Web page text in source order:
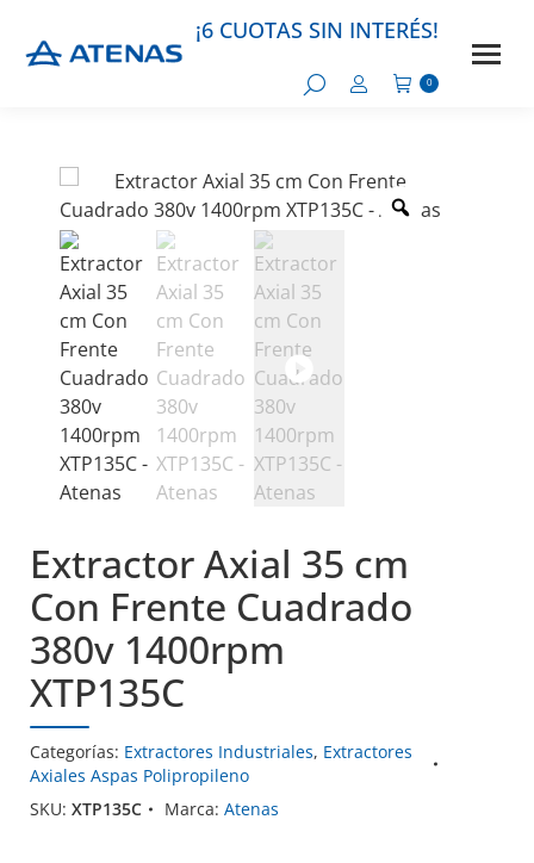
¡6 CUOTAS SIN INTERÉS!
0
Extractor Axial 35 cm
Con Frente Cuadrado
380v 1400rpm
XTP135C
Categorías: Extractores Industriales, Extractores
Axiales Aspas Polipropileno
SKU: XTP135C Marca: Atenas